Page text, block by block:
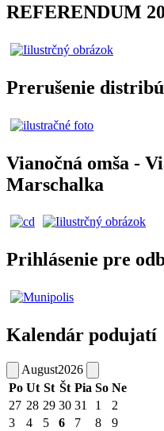
REFERENDUM
Prerušenie
Vianočná omša -
Marschalka
Prihlásenie pre
Kalendár podujatí
August2026
Po Ut St Št Pia So Ne
27 28 29 30 31 1
2
3
4 5 6 7 8
9